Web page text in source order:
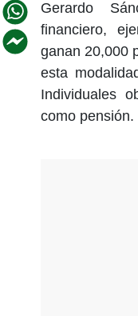
Gerardo
financiero,
ganan 20,000
esta
Individuales
como pensión.